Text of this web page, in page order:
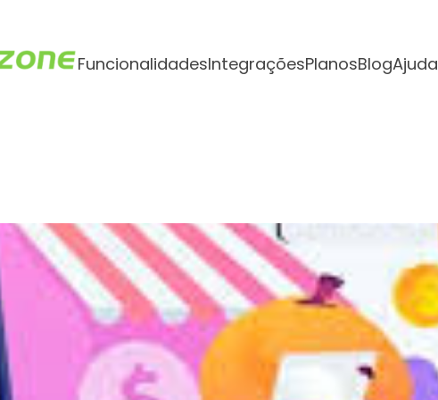
FuncionalidadesIntegraçõesPlanosBlogAjuda